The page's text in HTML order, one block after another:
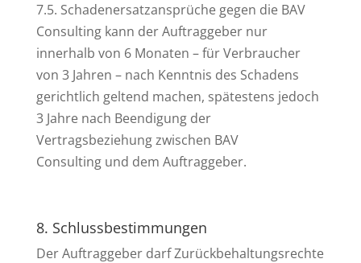
7.5. Schadenersatzansprüche gegen die BAV
Consulting kann der Auftraggeber nur
innerhalb von 6 Monaten – für Verbraucher
von 3 Jahren – nach Kenntnis des Schadens
gerichtlich geltend machen, spätestens jedoch
3 Jahre nach Beendigung der
Vertragsbeziehung zwischen BAV
Consulting und dem Auftraggeber.
8. Schlussbestimmungen
Der Auftraggeber darf Zurückbehaltungsrechte